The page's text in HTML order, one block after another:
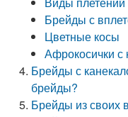
Брейды с
Цветные косы
Афрокосички с
Брейды с
брейды?
Брейды из своих